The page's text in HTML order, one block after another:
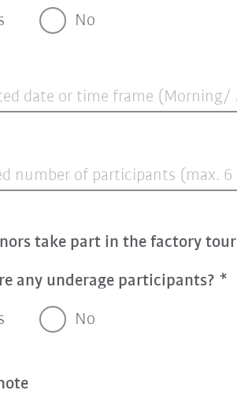
No
date or time frame (Morning/
number of participants (max. 6
take part in the factory
any underage participants?
No